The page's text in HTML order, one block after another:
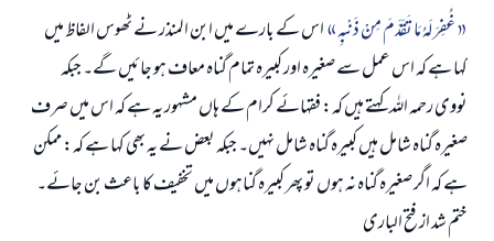
غُفِرَ لَهُ مَا تَقَدَّمَ مِنْ ذَنْبِهِ اس کے بارے میں ابن المنذر نے ٹھوس الفاظ میں
کہا ہے کہ اس عمل سے صغیرہ اور کبیرہ تمام گناہ معاف ہو جائیں گے۔ جبکہ
نووی رحمہ اللہ کہتے ہیں کہ: فقہائے کرام کے ہاں مشہور یہ ہے کہ اس میں صرف
صغیرہ گناہ شامل ہیں کبیرہ گناہ شامل نہیں۔ جبکہ بعض نے یہ بھی کہا ہے کہ: ممکن
ہے کہ اگر صغیرہ گناہ نہ ہوں تو پھر کبیرہ گناہوں میں تخفیف کا باعث بن جائے۔
ختم شد از فتح الباری